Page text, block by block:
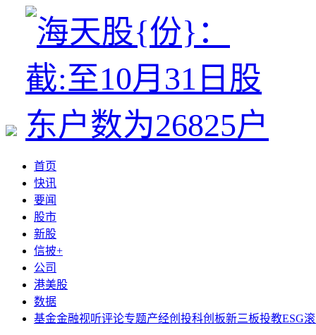
首页
快讯
要闻
股市
新股
信披+
公司
港美股
数据
基金金融视听评论专题产经创投科创板新三板投教ESG